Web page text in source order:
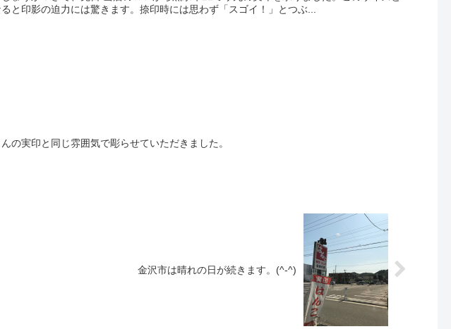
ると印影の迫力には驚きます。捺印時には思わず「スゴイ！」とつぶ...
の実印と同じ雰囲気で彫らせていただきました。
金沢市は晴れの日が続きます。(^-^)